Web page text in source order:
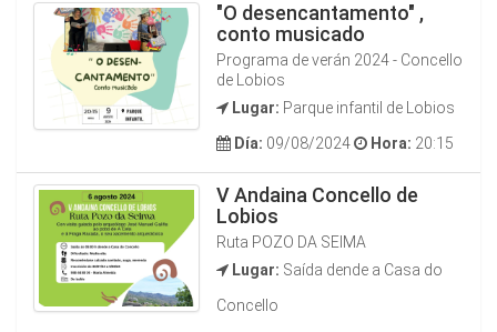
"O desencantamento" ,
conto musicado
Programa de verán 2024 - Concello
de Lobios
Lugar: Parque infantil de Lobios
Día: 09/08/2024 Hora: 20:15
V Andaina Concello de
Lobios
Ruta POZO DA SEIMA
Lugar: Saída dende a Casa do
Concello